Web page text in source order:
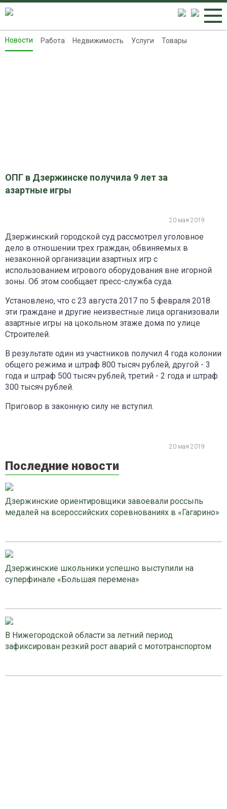
Новости
Новости Работа Недвижимость Услуги Товары
ОПГ в Дзержинске получила 9 лет за
азартные игры
20 мая 2019
Дзержинский городской суд рассмотрел уголовное
дело в отношении трех граждан, обвиняемых в
незаконной организации азартных игр с
использованием игрового оборудования вне игорной
зоны. Об этом сообщает пресс-служба суда.
Установлено, что с 23 августа 2017 по 5 февраля 2018
эти граждане и другие неизвестные лица организовали
азартные игры на цокольном этаже дома по улице
Строителей.
В результате один из участников получил 4 года колонии
общего режима и штраф 800 тысяч рублей, другой - 3
года и штраф 500 тысяч рублей, третий - 2 года и штраф
300 тысяч рублей.
Приговор в законную силу не вступил.
20 мая 2019
Последние новости
Дзержинские ориентировщики завоевали россыпь
медалей на всероссийских соревнованиях в «Гагарино»
Дзержинские школьники успешно выступили на
суперфинале «Большая перемена»
В Нижегородской области за летний период
зафиксирован резкий рост аварий с мототранспортом